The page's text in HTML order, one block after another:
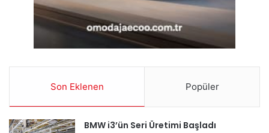
Son Eklenen Popüler
BMW i3’ün Seri Üretimi Başladı